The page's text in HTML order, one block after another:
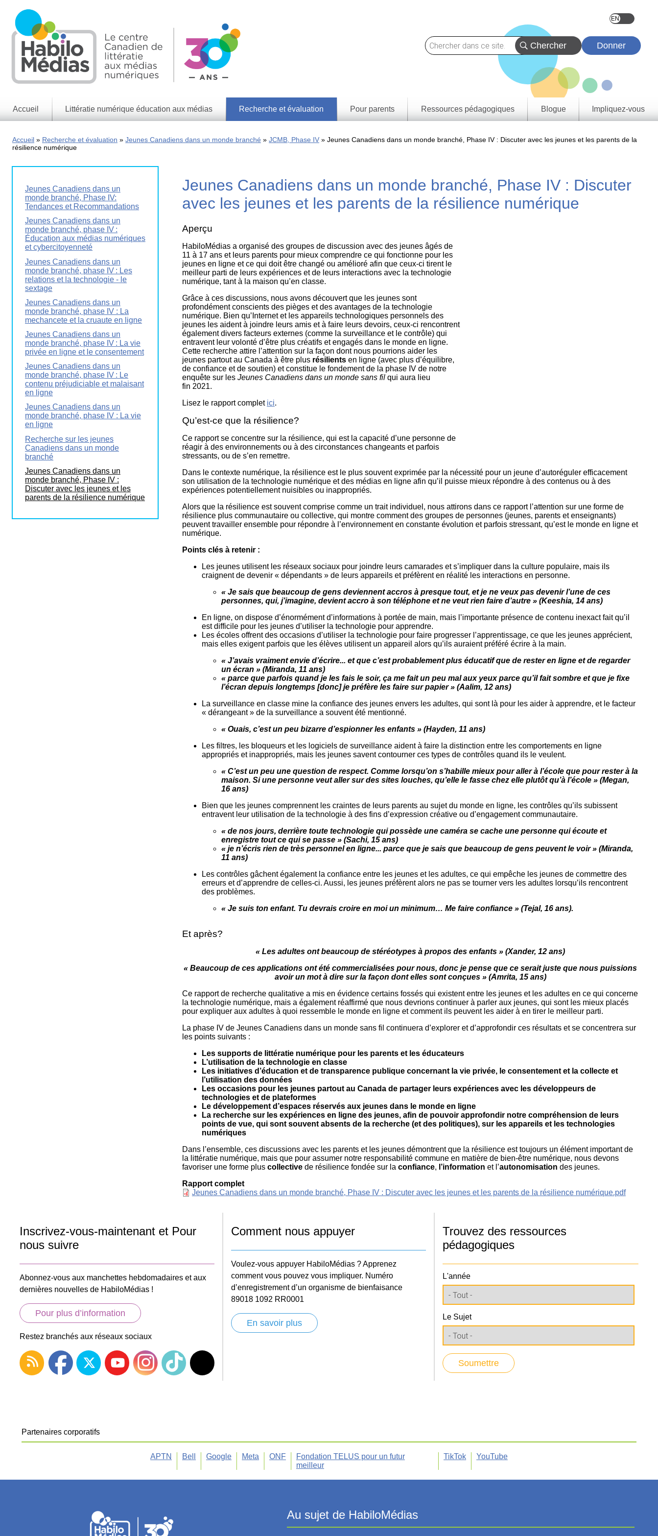
main
content
Donner
Accueil Littératie numérique éducation aux médias
générales
Enjeux
médias
numériques
Jeux
La
Semaine
éducation
médias
Ateliers
Recherche et évaluation
approche
Rapports
de
recherche
Jeunes
branché
Pour parents
Ressources pédagogiques
et
territoire
Cadre de
littératie
média
101
Littératie
numérique
101
Blogue Impliquez-vous
Accueil Recherche et évaluation Jeunes Canadiens dans un monde branché JCMB, Phase IV
Jeunes Canadiens dans un monde branché, Phase IV : Discuter avec les jeunes et les parents de la
résilience numérique
Jeunes Canadiens dans un monde branché, Phase IV : Discuter
avec les jeunes et les parents de la résilience numérique
Aperçu
HabiloMédias a organisé des groupes de discussion avec des jeunes âgés de
11 à 17 ans et leurs parents pour mieux comprendre ce qui fonctionne pour les
jeunes en ligne et ce qui doit être changé ou amélioré afin que ceux-ci tirent le
meilleur parti de leurs expériences et de leurs interactions avec la technologie
numérique, tant à la maison qu’en classe.
Grâce à ces discussions, nous avons découvert que les jeunes sont
profondément conscients des pièges et des avantages de la technologie
numérique. Bien qu’Internet et les appareils technologiques personnels des
jeunes les aident à joindre leurs amis et à faire leurs devoirs, ceux-ci rencontrent
également divers facteurs externes (comme la surveillance et le contrôle) qui
entravent leur volonté d’être plus créatifs et engagés dans le monde en ligne.
Cette recherche attire l’attention sur la façon dont nous pourrions aider les
jeunes partout au Canada à être plus résilients en ligne (avec plus d’équilibre,
de confiance et de soutien) et constitue le fondement de la phase IV de notre
enquête sur les Jeunes Canadiens dans un monde sans fil qui aura lieu
fin 2021.
Lisez le rapport complet ici.
Qu’est-ce que la résilience?
Ce rapport se concentre sur la résilience, qui est la capacité d’une personne de
réagir à des environnements ou à des circonstances changeants et parfois
stressants, ou de s’en remettre.
Dans le contexte numérique, la résilience est le plus souvent exprimée par la nécessité pour un jeune d’autoréguler efficacement
son utilisation de la technologie numérique et des médias en ligne afin qu’il puisse mieux répondre à des contenus ou à des
expériences potentiellement nuisibles ou inappropriés.
Alors que la résilience est souvent comprise comme un trait individuel, nous attirons dans ce rapport l’attention sur une forme de
résilience plus communautaire ou collective, qui montre comment des groupes de personnes (jeunes, parents et enseignants)
peuvent travailler ensemble pour répondre à l’environnement en constante évolution et parfois stressant, qu’est le monde en ligne et
numérique.
Points clés à retenir :
Les jeunes utilisent les réseaux sociaux pour joindre leurs camarades et s’impliquer dans la culture populaire, mais ils
craignent de devenir « dépendants » de leurs appareils et préfèrent en réalité les interactions en personne.
« Je sais que beaucoup de gens deviennent accros à presque tout, et je ne veux pas devenir l’une de ces
personnes, qui, j’imagine, devient accro à son téléphone et ne veut rien faire d’autre » (Keeshia, 14 ans)
En ligne, on dispose d’énormément d’informations à portée de main, mais l’importante présence de contenu inexact fait qu’il
est difficile pour les jeunes d’utiliser la technologie pour apprendre.
Les écoles offrent des occasions d’utiliser la technologie pour faire progresser l’apprentissage, ce que les jeunes apprécient,
mais elles exigent parfois que les élèves utilisent un appareil alors qu’ils auraient préféré écrire à la main.
« J’avais vraiment envie d’écrire... et que c’est probablement plus éducatif que de rester en ligne et de regarder
un écran » (Miranda, 11 ans)
« parce que parfois quand je les fais le soir, ça me fait un peu mal aux yeux parce qu’il fait sombre et que je fixe
l’écran depuis longtemps [donc] je préfère les faire sur papier » (Aalim, 12 ans)
La surveillance en classe mine la confiance des jeunes envers les adultes, qui sont là pour les aider à apprendre, et le facteur
« dérangeant » de la surveillance a souvent été mentionné.
« Ouais, c’est un peu bizarre d’espionner les enfants » (Hayden, 11 ans)
Les filtres, les bloqueurs et les logiciels de surveillance aident à faire la distinction entre les comportements en ligne
appropriés et inappropriés, mais les jeunes savent contourner ces types de contrôles quand ils le veulent.
« C’est un peu une question de respect. Comme lorsqu’on s’habille mieux pour aller à l’école que pour rester à la
maison. Si une personne veut aller sur des sites louches, qu’elle le fasse chez elle plutôt qu’à l’école » (Megan,
16 ans)
Bien que les jeunes comprennent les craintes de leurs parents au sujet du monde en ligne, les contrôles qu’ils subissent
entravent leur utilisation de la technologie à des fins d’expression créative ou d’engagement communautaire.
« de nos jours, derrière toute technologie qui possède une caméra se cache une personne qui écoute et
enregistre tout ce qui se passe » (Sachi, 15 ans)
« je n’écris rien de très personnel en ligne... parce que je sais que beaucoup de gens peuvent le voir » (Miranda,
11 ans)
Les contrôles gâchent également la confiance entre les jeunes et les adultes, ce qui empêche les jeunes de commettre des
erreurs et d’apprendre de celles-ci. Aussi, les jeunes préfèrent alors ne pas se tourner vers les adultes lorsqu’ils rencontrent
des problèmes.
« Je suis ton enfant. Tu devrais croire en moi un minimum… Me faire confiance » (Tejal, 16 ans).
Et après?
« Les adultes ont beaucoup de stéréotypes à propos des enfants » (Xander, 12 ans)
« Beaucoup de ces applications ont été commercialisées pour nous, donc je pense que ce serait juste que nous puissions
avoir un mot à dire sur la façon dont elles sont conçues » (Amrita, 15 ans)
Ce rapport de recherche qualitative a mis en évidence certains fossés qui existent entre les jeunes et les adultes en ce qui concerne
la technologie numérique, mais a également réaffirmé que nous devrions continuer à parler aux jeunes, qui sont les mieux placés
pour expliquer aux adultes à quoi ressemble le monde en ligne et comment ils peuvent les aider à en tirer le meilleur parti.
La phase IV de Jeunes Canadiens dans un monde sans fil continuera d’explorer et d’approfondir ces résultats et se concentrera sur
les points suivants :
Les supports de littératie numérique pour les parents et les éducateurs
L’utilisation de la technologie en classe
Les initiatives d’éducation et de transparence publique concernant la vie privée, le consentement et la collecte et
l’utilisation des données
Les occasions pour les jeunes partout au Canada de partager leurs expériences avec les développeurs de
technologies et de plateformes
Le développement d’espaces réservés aux jeunes dans le monde en ligne
La recherche sur les expériences en ligne des jeunes, afin de pouvoir approfondir notre compréhension de leurs
points de vue, qui sont souvent absents de la recherche (et des politiques), sur les appareils et les technologies
numériques
Dans l’ensemble, ces discussions avec les parents et les jeunes démontrent que la résilience est toujours un élément important de
la littératie numérique, mais que pour assumer notre responsabilité commune en matière de bien-être numérique, nous devons
favoriser une forme plus collective de résilience fondée sur la confiance, l’information et l’autonomisation des jeunes.
Rapport complet
Document
Jeunes Canadiens dans un monde branché, Phase IV : Discuter avec les jeunes et les parents de la résilience numérique.pdf
Jeunes Canadiens dans un
monde branché, Phase IV:
Tendances et Recommandations
Jeunes Canadiens dans un
monde branché, phase IV :
Éducation aux médias numériques
et cybercitoyenneté
Jeunes Canadiens dans un
monde branché, phase IV : Les
relations et la technologie - le
sextage
Jeunes Canadiens dans un
monde branché, phase IV : La
mechancete et la cruaute en ligne
Jeunes Canadiens dans un
monde branché, phase IV : La vie
privée en ligne et le consentement
Jeunes Canadiens dans un
monde branché, phase IV : Le
contenu préjudiciable et malaisant
en ligne
Jeunes Canadiens dans un
monde branché, phase IV : La vie
en ligne
Recherche sur les jeunes
Canadiens dans un monde
branché
Jeunes Canadiens dans un
monde branché, Phase IV :
Discuter avec les jeunes et les
parents de la résilience numérique
Inscrivez-vous-maintenant et Pour
nous suivre
Abonnez-vous aux manchettes hebdomadaires et aux
dernières nouvelles de HabiloMédias !
Pour plus d’information
Restez branchés aux réseaux sociaux
Comment nous appuyer
Voulez-vous appuyer HabiloMédias ? Apprenez
comment vous pouvez vous impliquer. Numéro
d’enregistrement d’un organisme de bienfaisance
89018 1092 RR0001
En savoir plus
Trouvez des ressources
pédagogiques
L'année
Le Sujet
Partenaires corporatifs
APTN Bell Google Meta ONF
Fondation TELUS pour un futur
meilleur
TikTok YouTube